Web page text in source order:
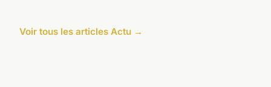
Voir tous les articles Actu →